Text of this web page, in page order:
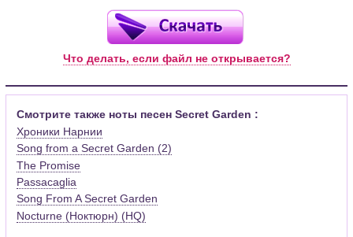
Что делать, если файл не открывается?
Смотрите также ноты песен Secret Garden :
Хроники Нарнии
Song from a Secret Garden (2)
The Promise
Passacaglia
Song From A Secret Garden
Nocturne (Ноктюрн) (HQ)